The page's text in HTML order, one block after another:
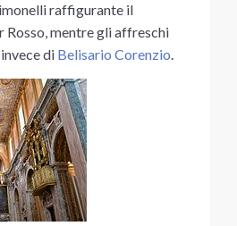
raffigurante il
Rosso, mentre gli affreschi
di Belisario Corenzio.